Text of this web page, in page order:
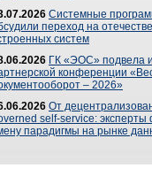
Системные
переход на
систем
ГК «ЭОС» подвела
конференции
– 2026»
От
self-service: эксперты
парадигмы на рынке